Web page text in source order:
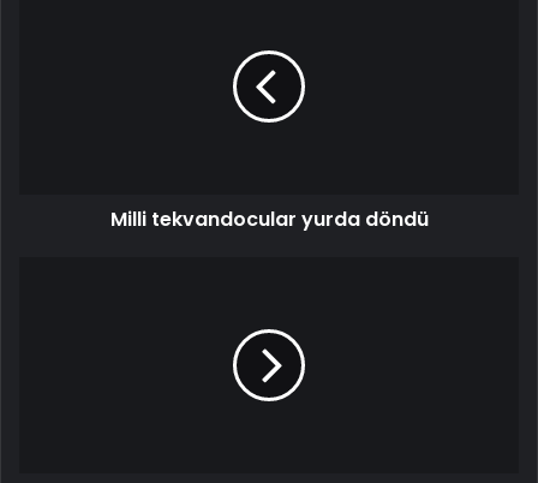
Milli tekvandocular yurda döndü